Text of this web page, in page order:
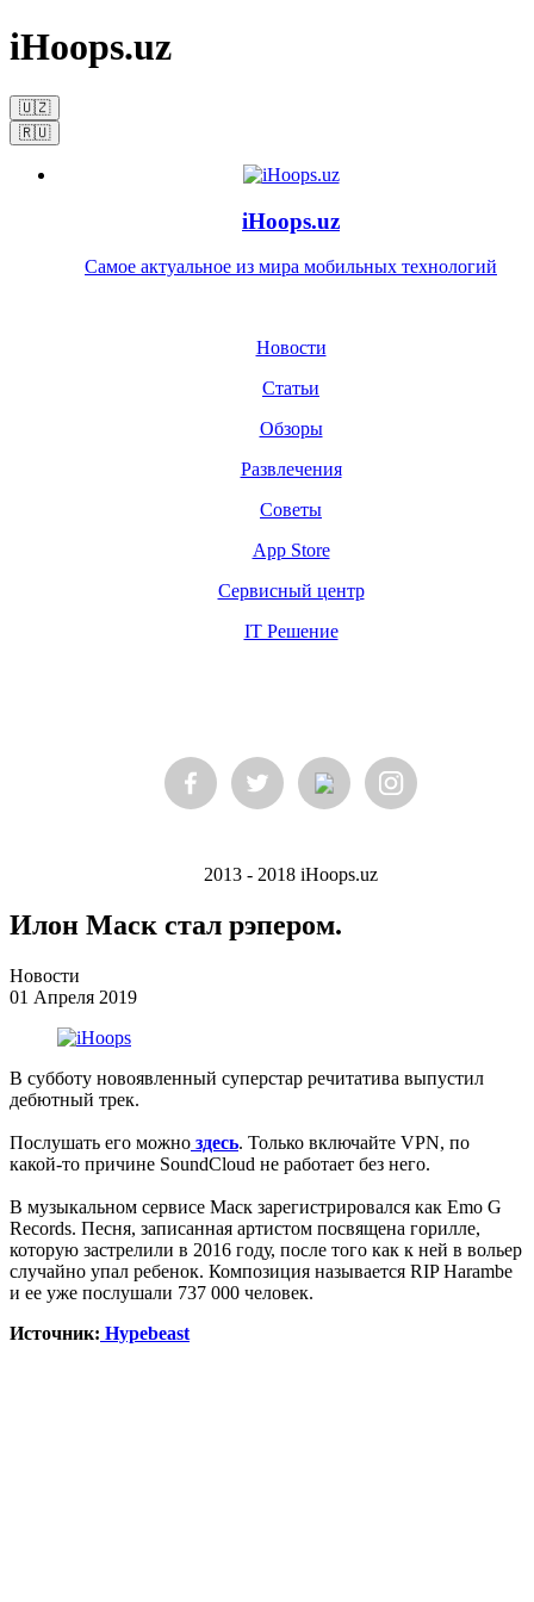
iHoops.uz
🇺🇿
🇷🇺
iHoops.uz
Самое актуальное из мира мобильных технологий
Новости
Статьи
Обзоры
Развлечения
Советы
App Store
Сервисный центр
IT Решение
2013 - 2018 iHoops.uz
Илон Маск стал рэпером.
Новости
01 Апреля 2019
В субботу новоявленный суперстар речитатива выпустил
дебютный трек.
Послушать его можно здесь. Только включайте VPN, по
какой-то причине SoundCloud не работает без него.
В музыкальном сервисе Маск зарегистрировался как Emo G
Records. Песня, записанная артистом посвящена горилле,
которую застрелили в 2016 году, после того как к ней в вольер
случайно упал ребенок. Композиция называется RIP Harambe
и ее уже послушали 737 000 человек.
Источник: Hypebeast